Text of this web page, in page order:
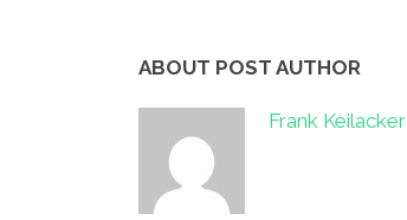
ABOUT POST AUTHOR
Frank Keilacker